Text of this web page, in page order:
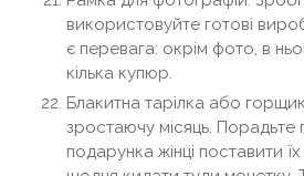
використовуйте готові
є перевага: окрім фото, в
кілька купюр.
Блакитна тарілка або
зростаючу місяць. Порадьте
подарунка жінці поставити